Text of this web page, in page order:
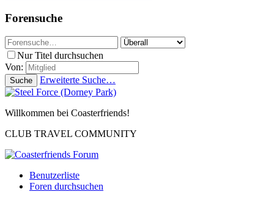
Forensuche
Nur Titel durchsuchen
Von:
Suche Erweiterte Suche…
Willkommen bei Coasterfriends!
CLUB TRAVEL COMMUNITY
Benutzerliste
Foren durchsuchen